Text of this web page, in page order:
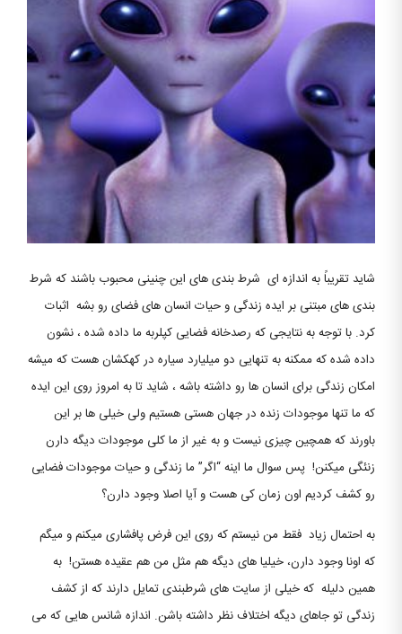
شاید تقریباً به اندازه ای شرط بندی های این چنینی محبوب باشند که شرط
بندی های مبتنی بر ایده زندگی و حیات انسان های فضای رو بشه اثبات
کرد. با توجه به نتایجی که رصدخانه فضایی کپلربه ما داده شده ، نشون
داده شده که ممکنه به تنهایی دو میلیارد سیاره در کهکشان هست که میشه
امکان زندگی برای انسان ها رو داشته باشه ، شاید تا به امروز روی این ایده
که ما تنها موجودات زنده در جهان هستی هستیم ولی خیلی ها بر این
باورند که همچین چیزی نیست و به غیر از ما کلی موجودات دیگه دارن
زنئگی میکنن! پس سوال ما اینه “اگر” ما زندگی و حیات موجودات فضایی
رو کشف کردیم اون زمان کی هست و آیا اصلا وجود دارن؟
به احتمال زیاد فقط من نیستم که روی این فرض پافشاری میکنم و میگم
که اونا وجود دارن، خیلیا های دیگه هم مثل من هم عقیده هستن! به
همین دلیله که خیلی از سایت های شرطبندی تمایل دارند که از کشف
زندگی تو جاهای دیگه اختلاف نظر داشته باشن. اندازه شانس هایی که می